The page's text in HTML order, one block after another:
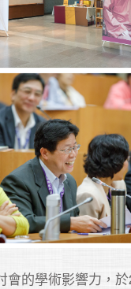
會的學術影響力，